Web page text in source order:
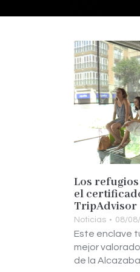
Los
el
TripAdvisor
Noticias 08/
Este enclave
mejor
de la Alcazaba